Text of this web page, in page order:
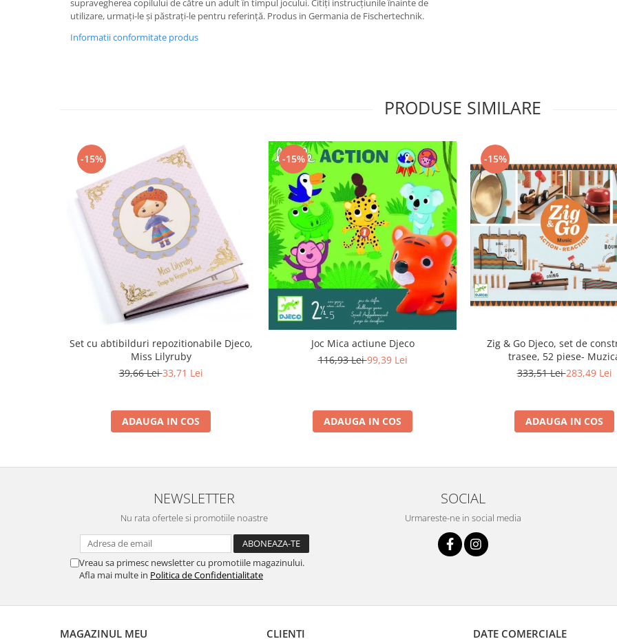
supravegherea copilului de către un adult în timpul jocului. Citiți instrucțiunile înainte de
utilizare, urmați-le și păstrați-le pentru referință. Produs in Germania de Fischertechnik.
Informatii conformitate produs
PRODUSE SIMILARE
-15%
Set cu abtibilduri repozitionabile Djeco,
Miss Lilyruby
39,66 Lei33,71 Lei
ADAUGA IN COS
-15%
Joc Mica actiune Djeco
116,93 Lei99,39 Lei
ADAUGA IN COS
-15%
Zig & Go Djeco, set de
trasee, 52 piese-
333,51 Lei283,49 Lei
ADAUGA IN COS
NEWSLETTER
Nu rata ofertele si promotiile noastre
Vreau sa primesc newsletter cu promotiile magazinului.
Afla mai multe in Politica de Confidentialitate
SOCIAL
Urmareste-ne in social media
MAGAZINUL MEU CLIENTI DATE COMERCIALE